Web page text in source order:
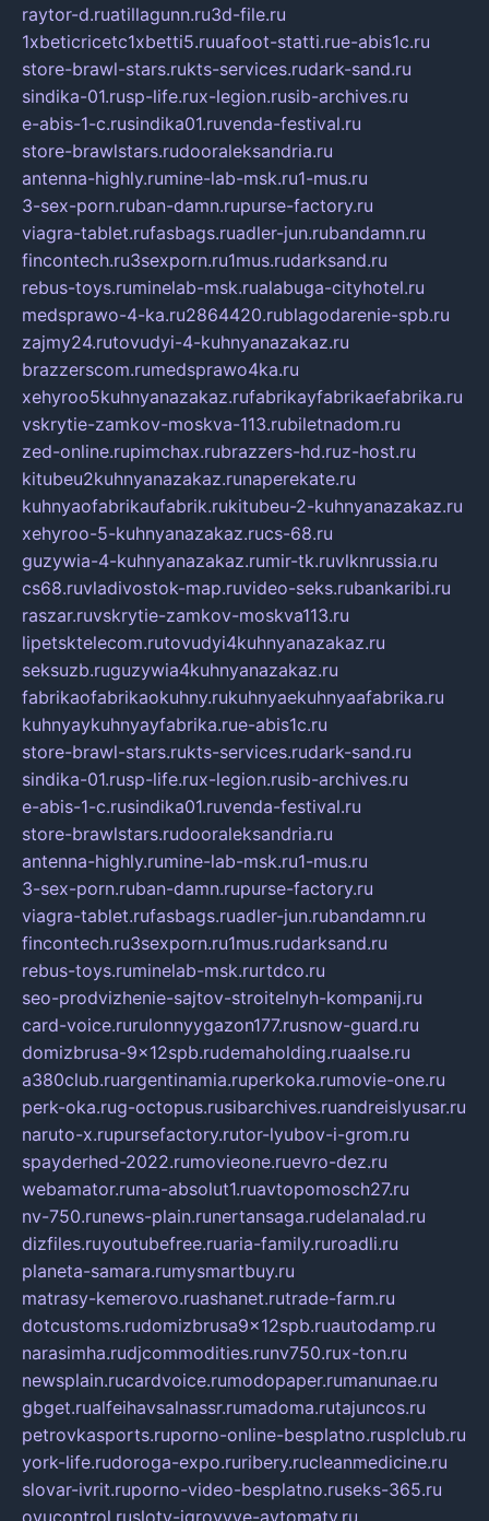
raytor-d.ruatillagunn.ru3d-file.ru
1xbeticricetc1xbetti5.ruuafoot-statti.rue-abis1c.ru
store-brawl-stars.rukts-services.rudark-sand.ru
sindika-01.rusp-life.rux-legion.rusib-archives.ru
e-abis-1-c.rusindika01.ruvenda-festival.ru
store-brawlstars.rudooraleksandria.ru
antenna-highly.rumine-lab-msk.ru1-mus.ru
3-sex-porn.ruban-damn.rupurse-factory.ru
viagra-tablet.rufasbags.ruadler-jun.rubandamn.ru
fincontech.ru3sexporn.ru1mus.rudarksand.ru
rebus-toys.ruminelab-msk.rualabuga-cityhotel.ru
medsprawo-4-ka.ru2864420.rublagodarenie-spb.ru
zajmy24.rutovudyi-4-kuhnyanazakaz.ru
brazzerscom.rumedsprawo4ka.ru
xehyroo5kuhnyanazakaz.rufabrikayfabrikaefabrika.ru
vskrytie-zamkov-moskva-113.rubiletnadom.ru
zed-online.rupimchax.rubrazzers-hd.ruz-host.ru
kitubeu2kuhnyanazakaz.runaperekate.ru
kuhnyaofabrikaufabrik.rukitubeu-2-kuhnyanazakaz.ru
xehyroo-5-kuhnyanazakaz.rucs-68.ru
guzywia-4-kuhnyanazakaz.rumir-tk.ruvlknrussia.ru
cs68.ruvladivostok-map.ruvideo-seks.rubankaribi.ru
raszar.ruvskrytie-zamkov-moskva113.ru
lipetsktelecom.rutovudyi4kuhnyanazakaz.ru
seksuzb.ruguzywia4kuhnyanazakaz.ru
fabrikaofabrikaokuhny.rukuhnyaekuhnyaafabrika.ru
kuhnyaykuhnyayfabrika.rue-abis1c.ru
store-brawl-stars.rukts-services.rudark-sand.ru
sindika-01.rusp-life.rux-legion.rusib-archives.ru
e-abis-1-c.rusindika01.ruvenda-festival.ru
store-brawlstars.rudooraleksandria.ru
antenna-highly.rumine-lab-msk.ru1-mus.ru
3-sex-porn.ruban-damn.rupurse-factory.ru
viagra-tablet.rufasbags.ruadler-jun.rubandamn.ru
fincontech.ru3sexporn.ru1mus.rudarksand.ru
rebus-toys.ruminelab-msk.rurtdco.ru
seo-prodvizhenie-sajtov-stroitelnyh-kompanij.ru
card-voice.rurulonnyygazon177.rusnow-guard.ru
domizbrusa-9x12spb.rudemaholding.ruaalse.ru
a380club.ruargentinamia.ruperkoka.rumovie-one.ru
perk-oka.rug-octopus.rusibarchives.ruandreislyusar.ru
naruto-x.rupursefactory.rutor-lyubov-i-grom.ru
spayderhed-2022.rumovieone.ruevro-dez.ru
webamator.ruma-absolut1.ruavtopomosch27.ru
nv-750.runews-plain.runertansaga.rudelanalad.ru
dizfiles.ruyoutubefree.ruaria-family.ruroadli.ru
planeta-samara.rumysmartbuy.ru
matrasy-kemerovo.ruashanet.rutrade-farm.ru
dotcustoms.rudomizbrusa9x12spb.ruautodamp.ru
narasimha.rudjcommodities.runv750.rux-ton.ru
newsplain.rucardvoice.rumodopaper.rumanunae.ru
gbget.rualfeihavsalnassr.rumadoma.rutajuncos.ru
petrovkasports.ruporno-online-besplatno.rusplclub.ru
york-life.rudoroga-expo.ruribery.rucleanmedicine.ru
slovar-ivrit.ruporno-video-besplatno.ruseks-365.ru